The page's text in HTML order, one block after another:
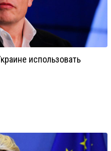
использовать